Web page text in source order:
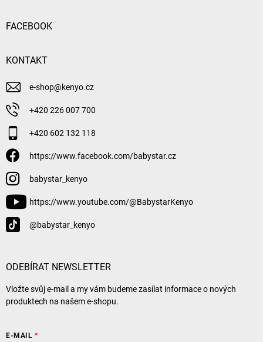
FACEBOOK
KONTAKT
e-shop@kenyo.cz
+420 226 007 700
+420 602 132 118
https://www.facebook.com/babystar.cz
babystar_kenyo
https://www.youtube.com/@BabystarKenyo
@babystar_kenyo
ODEBÍRAT NEWSLETTER
Vložte svůj e-mail a my vám budeme zasílat informace o nových
produktech na našem e-shopu.
E-MAIL